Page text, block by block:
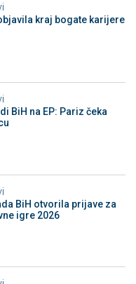
kraj bogate karijere
BiH na EP: Pariz čeka
BiH otvorila prijave za
igre 2026